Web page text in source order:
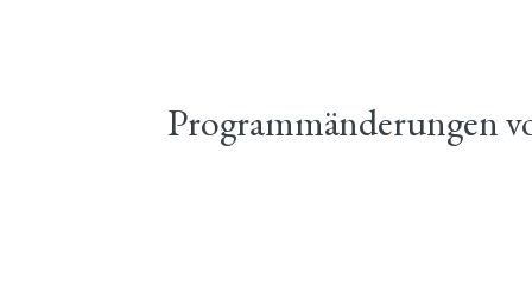
Programmänderungen